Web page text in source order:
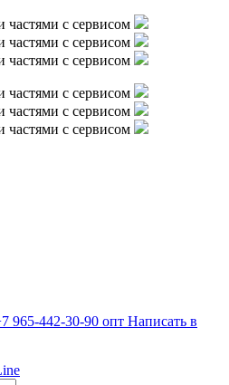
частями с сервисом
частями с сервисом
частями с сервисом
частями с сервисом
частями с сервисом
частями с сервисом
965-442-30-90 опт Написать в